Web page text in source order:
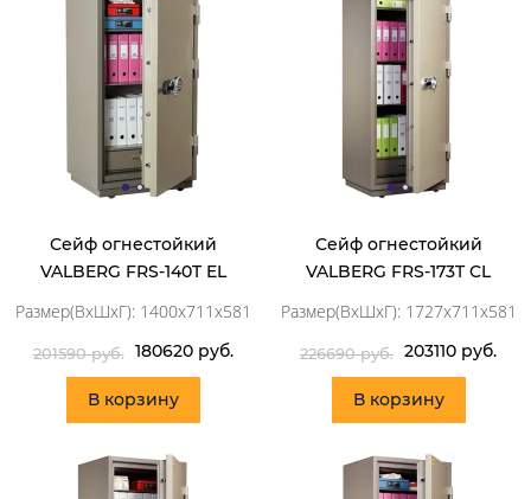
Сейф огнестойкий
VALBERG FRS-140T EL
Размер(ВхШхГ): 1400x711x581
201590 руб. 180620 руб.
В корзину
Сейф огнестойкий
VALBERG FRS-173T CL
Размер(ВхШхГ): 1727x711x581
226690 руб. 203110 руб.
В корзину